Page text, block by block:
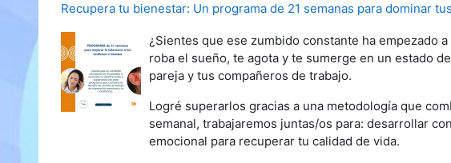
Recupera tu bienestar: Un programa de 21 semanas para dominar
¿Sientes que ese zumbido constante ha empezado
roba el sueño, te agota y te sumerge en un estado
pareja y tus compañeros de trabajo.
Logré superarlos gracias a una metodología que
semanal, trabajaremos juntas/os para: desarrollar
emocional para recuperar tu calidad de vida.